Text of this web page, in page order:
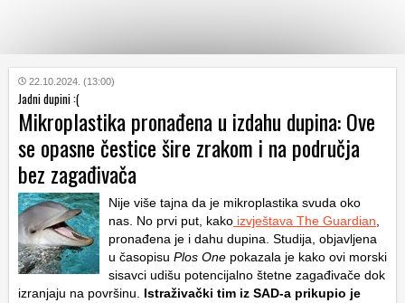
KATEGORIJE
HRVATSKI
WEB
22.10.2024. (13:00)
Jadni dupini :(
Mikroplastika pronađena u izdahu dupina: Ove
se opasne čestice šire zrakom i na područja
bez zagađivača
Nije više tajna da je mikroplastika svuda oko
nas. No prvi put, kako izvještava The Guardian
pronađena je i dahu dupina. Studija, objavljena
u časopisu Plos One pokazala je kako ovi morski
sisavci udišu potencijalno štetne zagađivače dok
izranjaju na površinu. Istraživački tim iz SAD-a prikupio je